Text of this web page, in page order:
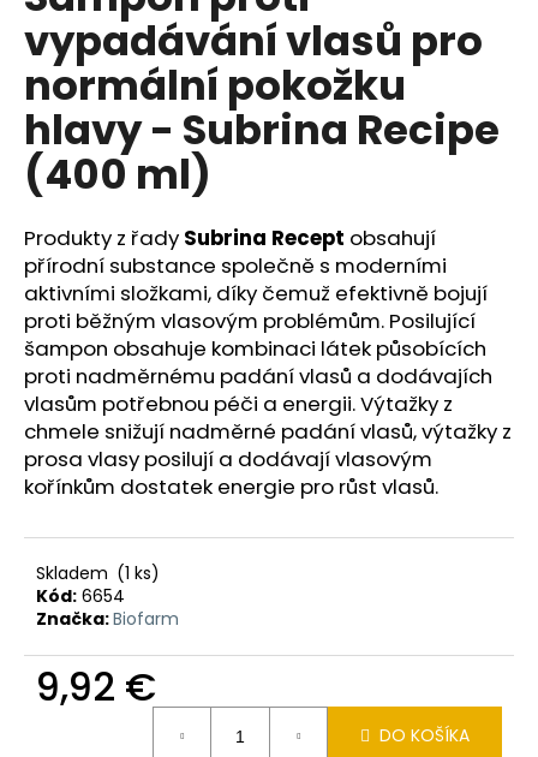
z
5
hviezdičiek.
vypadávání vlasů pro
normální pokožku
hlavy - Subrina Recipe
(400 ml)
Produkty z řady Subrina Recept obsahují
přírodní substance společně s moderními
aktivními složkami, díky čemuž efektivně bojují
proti běžným vlasovým problémům. Posilující
šampon obsahuje kombinaci látek působících
proti nadměrnému padání vlasů a dodávajích
vlasům potřebnou péči a energii. Výtažky z
chmele snižují nadměrné padání vlasů, výtažky z
prosa vlasy posilují a dodávají vlasovým
kořínkům dostatek energie pro růst vlasů.
Skladem (1 ks)
Kód: 6654
Značka:Biofarm
9,92 €
DO KOŠÍKA
á
j
s
ť
?
HĽADAŤ
O
d
p
o
r
č
a
m
e
ZUBNÍ
PASTA